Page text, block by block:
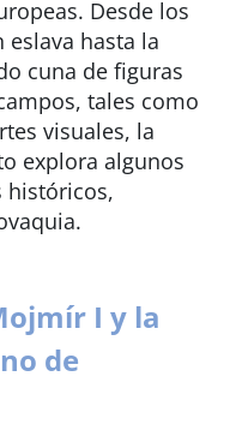
Desde los
hasta la
cuna de figuras
tales como
visuales, la
explora algunos
históricos,
I y la
de